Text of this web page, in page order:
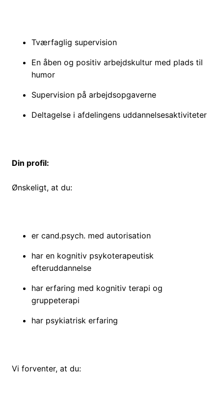
Tværfaglig supervision
En åben og positiv arbejdskultur med plads til
humor
Supervision på arbejdsopgaverne
Deltagelse i afdelingens uddannelsesaktiviteter
Din profil:
Ønskeligt, at du:
er cand.psych. med autorisation
har en kognitiv psykoterapeutisk
efteruddannelse
har erfaring med kognitiv terapi og
gruppeterapi
har psykiatrisk erfaring
Vi forventer, at du: